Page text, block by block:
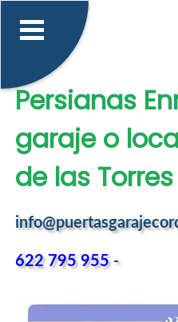
Persianas
garaje o
de las Torres
622 795 955-